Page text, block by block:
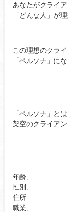
あなたがクライ
「どんな人」が
この理想のクラ
「ペルソナ」にな
「ペルソナ」とは
架空のクライアン
年齢、
性別、
住所
職業、